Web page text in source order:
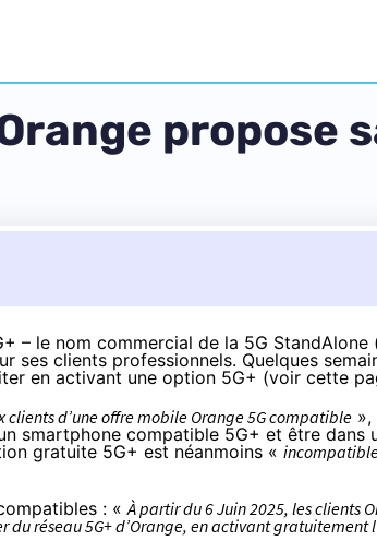
propose
– le nom commercial de la 5G StandAlone
ses clients professionnels. Quelques
en activant une option 5G+ (voir cette
clients d’une offre mobile Orange 5G compatible
smartphone compatible 5G+ et être dans
gratuite 5G+ est néanmoins «
: «À partir du 6 Juin 2025, les clients
réseau 5G+ d’Orange, en activant gratuitement